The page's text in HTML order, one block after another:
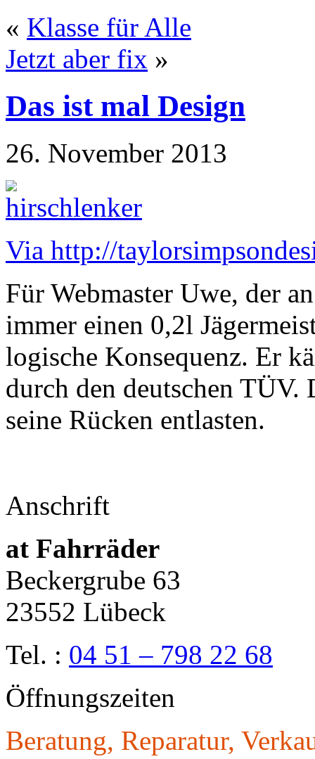
« Klasse für Alle
Jetzt aber fix »
Das ist mal Design
26. November 2013
Via http://
Für Webmaster Uwe, der
immer einen 0,2l
logische Konsequenz. Er
durch den deutschen
seine Rücken entlasten.
Anschrift
at Fahrräder
Beckergrube 63
23552 Lübeck
Tel. : 04 51 – 798 22 68
Öffnungszeiten
Beratung, Reparatur,